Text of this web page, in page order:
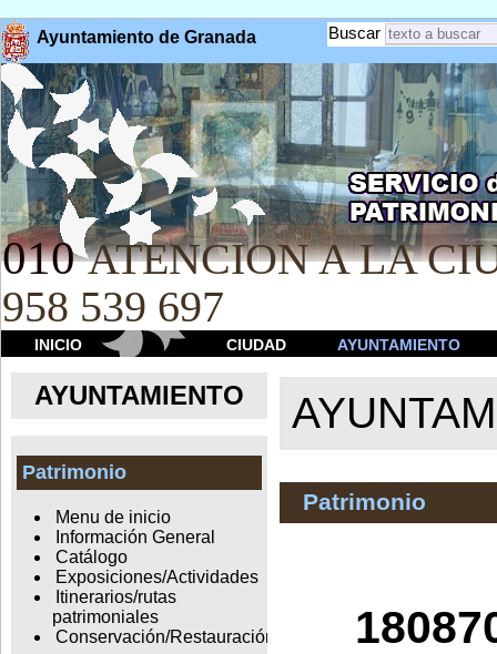
Ayuntamiento de Granada Buscar
010 ATENCION A LA
958 539 697
INICIO CIUDAD AYUNTAMIENTO
AYUNTAMIENTO
Patrimonio
Menu de inicio
Información General
Catálogo
Exposiciones/Actividades
Itinerarios/rutas
patrimoniales
Conservación/Restauración
Patrimonio